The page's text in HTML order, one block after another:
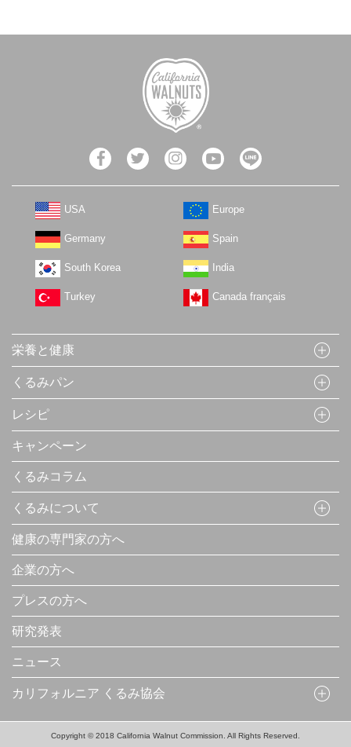
USA Europe
Germany Spain
South Korea India
Turkey Canada français
栄養と健康
くるみパン
レシピ
キャンペーン
くるみコラム
くるみについて
健康の専門家の方へ
企業の方へ
プレスの方へ
研究発表
ニュース
カリフォルニア くるみ協会
Copyright © 2018 California Walnut Commission. All Rights Reserved.